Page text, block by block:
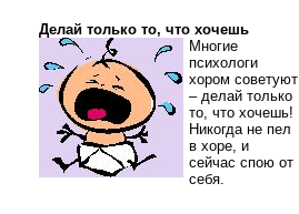
Делай только то, что хочешь
Многие
психологи
хором советуют
– делай только
то, что хочешь!
Никогда не пел
в хоре, и
сейчас спою от
себя.